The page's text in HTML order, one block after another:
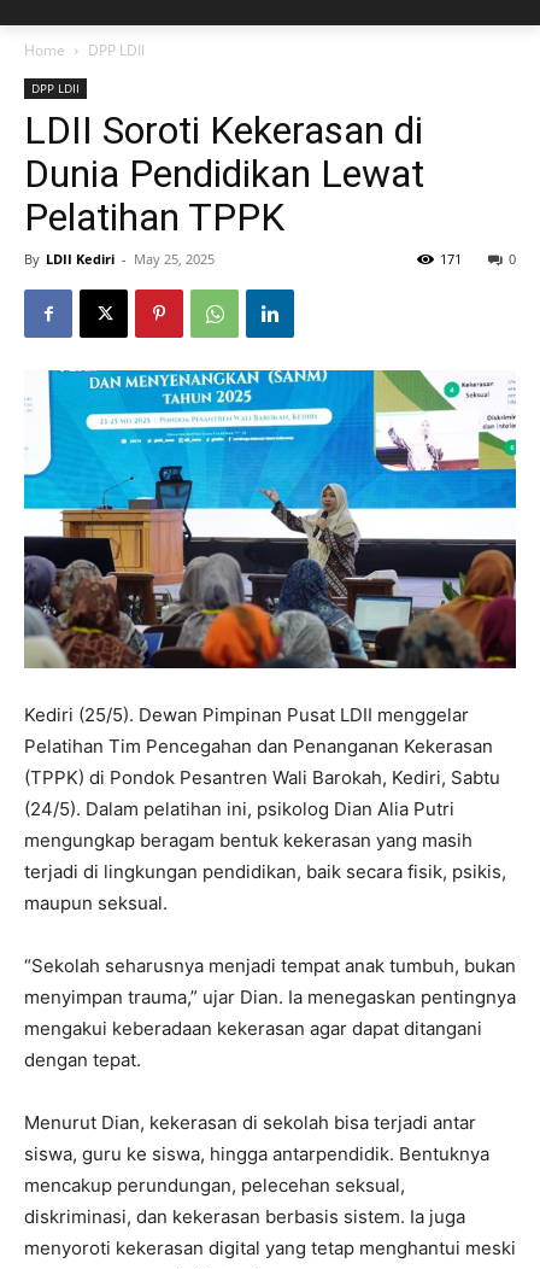
Home DPP LDII
DPP LDII
LDII Soroti Kekerasan di
Dunia Pendidikan Lewat
Pelatihan TPPK
By LDII Kediri - May 25, 2025 0
171
Kediri (25/5). Dewan Pimpinan Pusat LDII menggelar
Pelatihan Tim Pencegahan dan Penanganan Kekerasan
(TPPK) di Pondok Pesantren Wali Barokah, Kediri, Sabtu
(24/5). Dalam pelatihan ini, psikolog Dian Alia Putri
mengungkap beragam bentuk kekerasan yang masih
terjadi di lingkungan pendidikan, baik secara fisik, psikis,
maupun seksual.
“Sekolah seharusnya menjadi tempat anak tumbuh, bukan
menyimpan trauma,” ujar Dian. Ia menegaskan pentingnya
mengakui keberadaan kekerasan agar dapat ditangani
dengan tepat.
Menurut Dian, kekerasan di sekolah bisa terjadi antar
siswa, guru ke siswa, hingga antarpendidik. Bentuknya
mencakup perundungan, pelecehan seksual,
diskriminasi, dan kekerasan berbasis sistem. Ia juga
menyoroti kekerasan digital yang tetap menghantui meski